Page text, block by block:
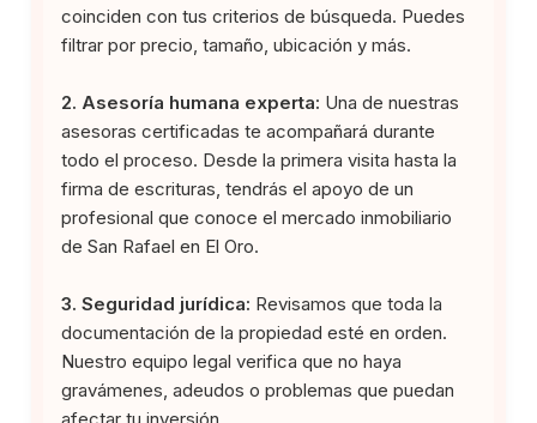
coinciden con tus criterios de búsqueda. Puedes
filtrar por precio, tamaño, ubicación y más.
2. Asesoría humana experta: Una de nuestras
asesoras certificadas te acompañará durante
todo el proceso. Desde la primera visita hasta la
firma de escrituras, tendrás el apoyo de un
profesional que conoce el mercado inmobiliario
de San Rafael en El Oro.
3. Seguridad jurídica: Revisamos que toda la
documentación de la propiedad esté en orden.
Nuestro equipo legal verifica que no haya
gravámenes, adeudos o problemas que puedan
afectar tu inversión.